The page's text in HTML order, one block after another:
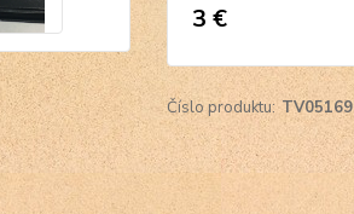
3 €
Číslo produktu: TV05169